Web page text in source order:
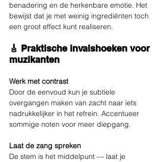
benadering en de herkenbare emotie. Het
bewijst dat je met weinig ingrediënten toch
een groot effect kunt realiseren.
🎸 Praktische invalshoeken voor
muzikanten
Werk met contrast
Door de eenvoud kun je subtiele
overgangen maken van zacht naar iets
nadrukkelijker in het refrein. Accentueer
sommige noten voor meer diepgang.
Laat de zang spreken
De stem is het middelpunt — laat je